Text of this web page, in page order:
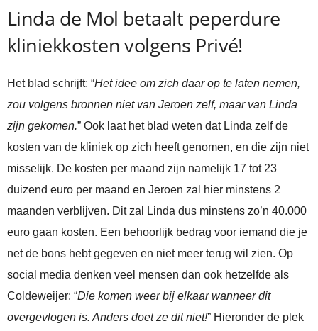
Linda de Mol betaalt peperdure
kliniekkosten volgens Privé!
Het blad schrijft: “Het idee om zich daar op te laten nemen,
zou volgens bronnen niet van Jeroen zelf, maar van Linda
zijn gekomen.” Ook laat het blad weten dat Linda zelf de
kosten van de kliniek op zich heeft genomen, en die zijn niet
misselijk. De kosten per maand zijn namelijk 17 tot 23
duizend euro per maand en Jeroen zal hier minstens 2
maanden verblijven. Dit zal Linda dus minstens zo’n 40.000
euro gaan kosten. Een behoorlijk bedrag voor iemand die je
net de bons hebt gegeven en niet meer terug wil zien. Op
social media denken veel mensen dan ook hetzelfde als
Coldeweijer: “Die komen weer bij elkaar wanneer dit
overgevlogen is. Anders doet ze dit niet!” Hieronder de plek